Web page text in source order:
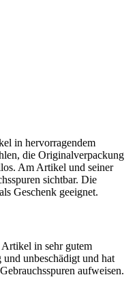
in hervorragendem
die Originalverpackung
Am Artikel und seiner
sichtbar. Die
Geschenk geeignet.
in sehr gutem
unbeschädigt und hat
aufweisen.